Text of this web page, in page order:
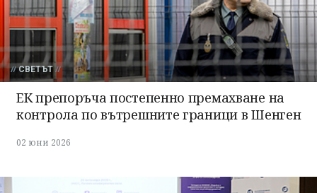
СВЕТЪТ
ЕК препоръча постепенно премахване на
контрола по вътрешните граници в Шенген
02 юни 2026